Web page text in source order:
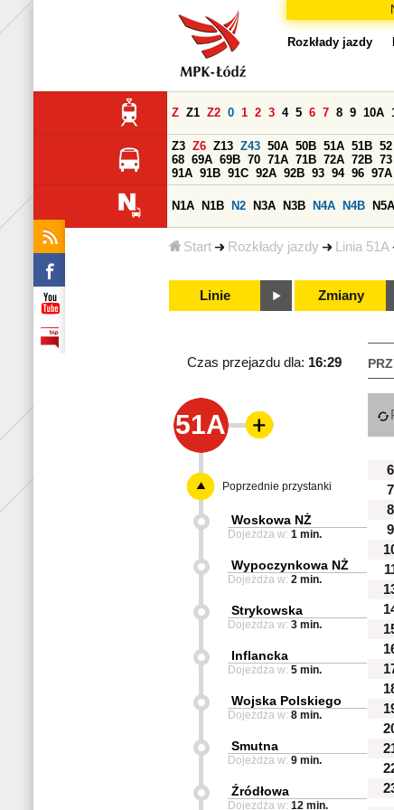
Start Rozkłady jazdy Linia 51A
Rozkłady jazdy
Z Z1 Z2 0 1 2 3 4 5 6 7 8 9 10A
Z3 Z6 Z13 Z43 50A 50B 51A 51B 52
68 69A 69B 70 71A 71B 72A 72B 73
91A 91B 91C 92A 92B 93 94 96 97A
N1A N1B N2 N3A N3B N4A N4B N5A
Linie Zmiany
Czas przejazdu dla: 16:29
51A
6
7
8
9
Poprzednie przystanki
Woskowa NŻ
Dojeżdża w: 1 min.
Wypoczynkowa NŻ
Dojeżdża w: 2 min.
Strykowska
Dojeżdża w: 3 min.
Inflancka
Dojeżdża w: 5 min.
Wojska Polskiego
Dojeżdża w: 8 min.
Smutna
Dojeżdża w: 9 min.
Źródłowa
Dojeżdża w: 12 min.